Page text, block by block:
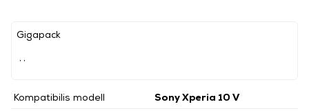
Gigapack
Kompatibilis modell Sony Xperia 10 V